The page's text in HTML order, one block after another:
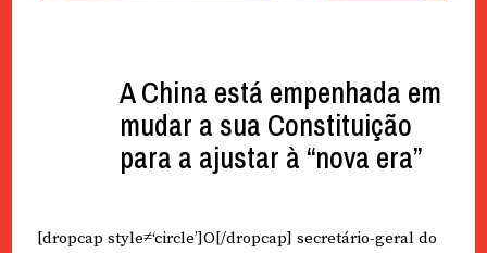
A China está empenhada em
mudar a sua Constituição
para a ajustar à “nova era”
[dropcap style≠‘circle’]O[/dropcap] secretário-geral do